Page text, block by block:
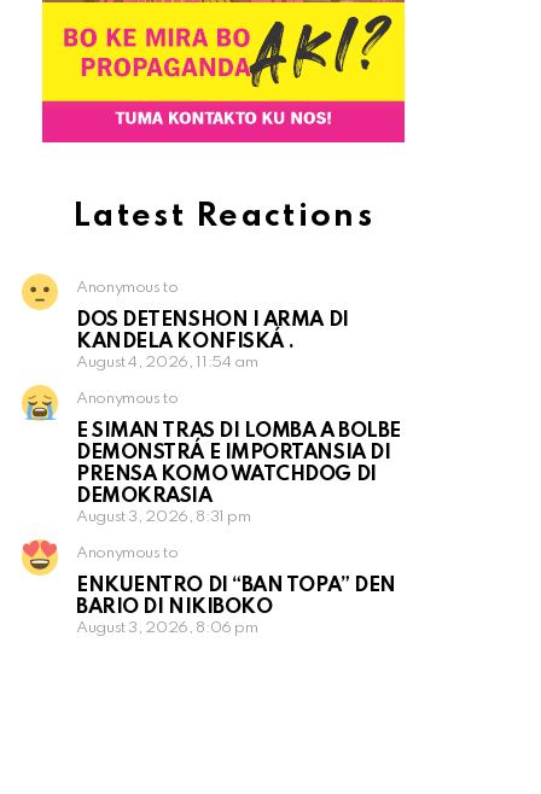
Latest Reactions
Anonymous to
DOS DETENSHON I ARMA DI
KANDELA KONFISKÁ .
August 4, 2026, 11:54 am
Anonymous to
E SIMAN TRAS DI LOMBA A BOLBE
DEMONSTRÁ E IMPORTANSIA DI
PRENSA KOMO WATCHDOG DI
DEMOKRASIA
August 3, 2026, 8:31 pm
Anonymous to
ENKUENTRO DI “BAN TOPA” DEN
BARIO DI NIKIBOKO
August 3, 2026, 8:06 pm